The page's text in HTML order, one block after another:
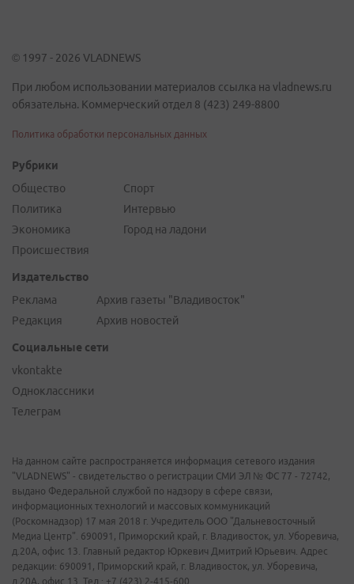
© 1997 - 2026 VLADNEWS
При любом использовании материалов ссылка на vladnews.ru
обязательна. Коммерческий отдел 8 (423) 249-8800
Политика обработки персональных данных
Рубрики
Общество
Политика
Экономика
Происшествия
Спорт
Интервью
Город на ладони
Издательство
Реклама
Редакция
Архив газеты "Владивосток"
Архив новостей
Социальные сети
vkontakte
Одноклассники
Телеграм
На данном сайте распространяется информация сетевого издания
"VLADNEWS" - свидетельство о регистрации СМИ ЭЛ № ФС 77 - 72742,
выдано Федеральной службой по надзору в сфере связи,
информационных технологий и массовых коммуникаций
(Роскомнадзор) 17 мая 2018 г. Учредитель ООО "Дальневосточный
Медиа Центр". 690091, Приморский край, г. Владивосток, ул. Уборевича,
д.20А, офис 13. Главный редактор Юркевич Дмитрий Юрьевич. Адрес
редакции: 690091, Приморский край, г. Владивосток, ул. Уборевича,
д.20А, офис 13. Тел.: +7 (423) 2-415-600.